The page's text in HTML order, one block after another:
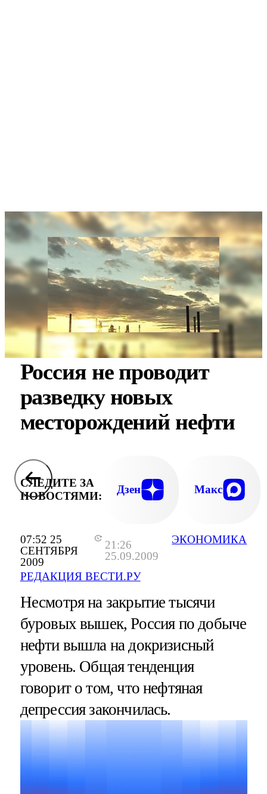
07:52 25
СЕНТЯБРЯ
2009
21:26
25.09.2009
РЕДАКЦИЯ ВЕСТИ.РУ
ЭКОНОМИКА
Россия не проводит
разведку новых
месторождений нефти
СЛЕДИТЕ ЗА
НОВОСТЯМИ:
Дзен Макс
Несмотря на закрытие тысячи
буровых вышек, Россия по добыче
нефти вышла на докризисный
уровень. Общая тенденция
говорит о том, что нефтяная
депрессия закончилась.